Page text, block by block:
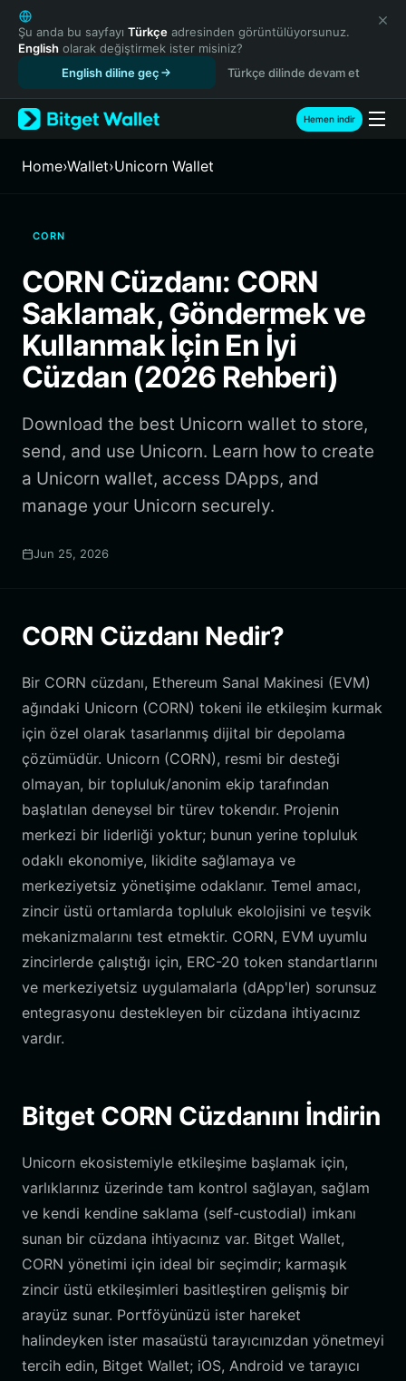
English
日本語
Tiếng Việt
Español (Latinoamérica)
Türkçe
Français
繁體中文
Bahasa Indonesia
ภาษาไทย
हिन्दी
Español
Português (Brasil)
Şu anda bu sayfayı Türkçe adresinden görüntülüyorsunuz.
English olarak değiştirmek ister misiniz?
English diline geç
Türkçe dilinde devam et
Hemen indir
Home›Wallet›Unicorn Wallet
CORN
CORN Cüzdanı: CORN
Saklamak, Göndermek ve
Kullanmak İçin En İyi
Cüzdan (2026 Rehberi)
Download the best Unicorn wallet to store,
send, and use Unicorn. Learn how to create
a Unicorn wallet, access DApps, and
manage your Unicorn securely.
Jun 25, 2026
CORN Cüzdanı Nedir?
Bir CORN cüzdanı, Ethereum Sanal Makinesi (EVM)
ağındaki Unicorn (CORN) tokeni ile etkileşim kurmak
için özel olarak tasarlanmış dijital bir depolama
çözümüdür. Unicorn (CORN), resmi bir desteği
olmayan, bir topluluk/anonim ekip tarafından
başlatılan deneysel bir türev tokendır. Projenin
merkezi bir liderliği yoktur; bunun yerine topluluk
odaklı ekonomiye, likidite sağlamaya ve
merkeziyetsiz yönetişime odaklanır. Temel amacı,
zincir üstü ortamlarda topluluk ekolojisini ve teşvik
mekanizmalarını test etmektir. CORN, EVM uyumlu
zincirlerde çalıştığı için, ERC-20 token standartlarını
ve merkeziyetsiz uygulamalarla (dApp'ler) sorunsuz
entegrasyonu destekleyen bir cüzdana ihtiyacınız
vardır.
Bitget CORN Cüzdanını İndirin
Unicorn ekosistemiyle etkileşime başlamak için,
varlıklarınız üzerinde tam kontrol sağlayan, sağlam
ve kendi kendine saklama (self-custodial) imkanı
sunan bir cüzdana ihtiyacınız var. Bitget Wallet,
CORN yönetimi için ideal bir seçimdir; karmaşık
zincir üstü etkileşimleri basitleştiren gelişmiş bir
arayüz sunar. Portföyünüzü ister hareket
halindeyken ister masaüstü tarayıcınızdan yönetmeyi
tercih edin, Bitget Wallet; iOS, Android ve tarayıcı